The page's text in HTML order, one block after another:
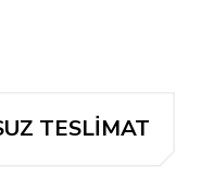
TESLİMAT